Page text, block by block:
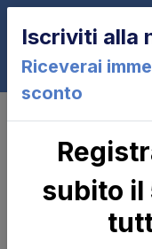
Pagina 1 di 1
Filtra
Iscriviti alla
Riceverai
sconto
subito il